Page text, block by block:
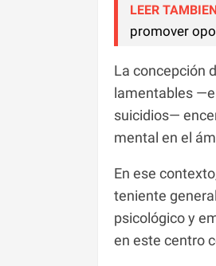
LEER
promover
La concepción
lamentables
suicidios—
mental en el
En ese
teniente
psicológico y
en este centro